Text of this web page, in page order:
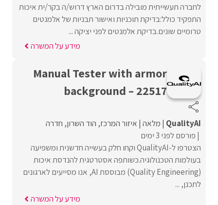
לחברה תעשייתית מובילה בדרום הארץ דרוש/ה בקר/ית איכות
התפקיד כולל:בדיקת תוכניות ואישור תבניות של אלמנטים
טרומיים שונים.בדיקת אלמנטים לפני יציקה ...
מידע על המשרה
Manual Tester with armor
background – 22517
QualityAI מלאה איזור המרכז הוד השרון חדרה
פורסם לפני 3 ימים
הצטרפו ל-QualityAI וקחו חלק בעשייה חדשנית ומשפיעה
בעולמות הטכנולוגיה.כשותפה אסטרטגית להנדסת איכות
(Quality Engineering) מבוססת AI, אנו מסייעים לארגונים
לתכנן, ...
מידע על המשרה